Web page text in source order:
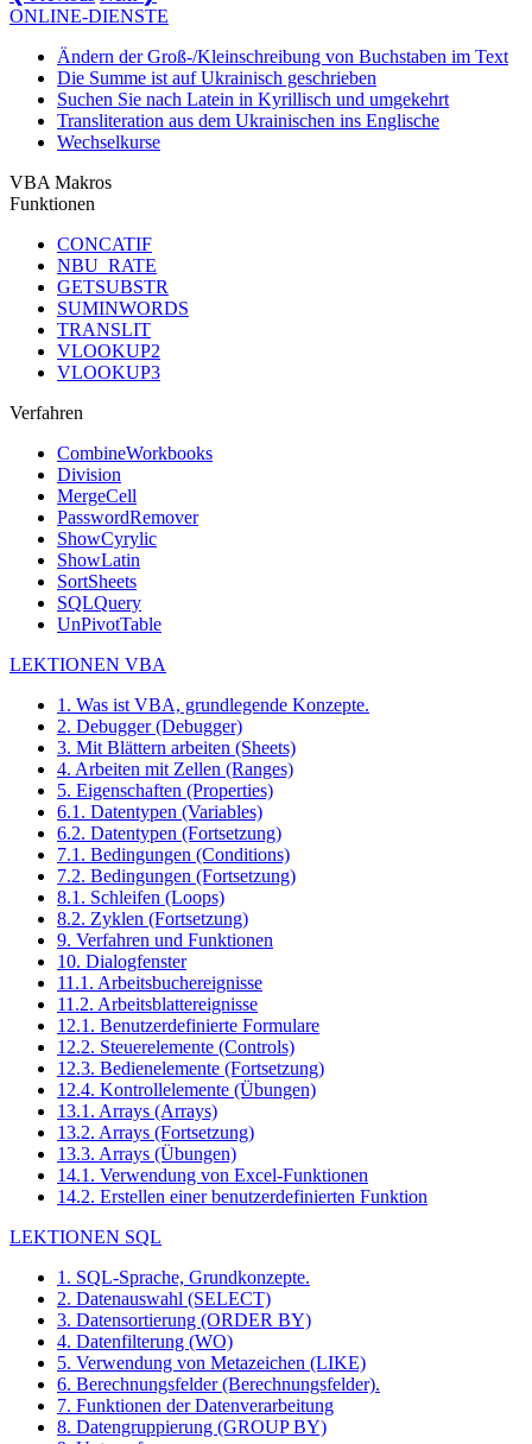
ONLINE-DIENSTE
Ändern der Groß-/Kleinschreibung von Buchstaben im Text
Die Summe ist auf Ukrainisch geschrieben
Suchen Sie nach Latein in Kyrillisch und umgekehrt
Transliteration aus dem Ukrainischen ins Englische
Wechselkurse
VBA Makros
Funktionen
CONCATIF
NBU_RATE
GETSUBSTR
SUMINWORDS
TRANSLIT
VLOOKUP2
VLOOKUP3
Verfahren
CombineWorkbooks
Division
MergeCell
PasswordRemover
ShowCyrylic
ShowLatin
SortSheets
SQLQuery
UnPivotTable
LEKTIONEN VBA
1. Was ist VBA, grundlegende Konzepte.
2. Debugger (Debugger)
3. Mit Blättern arbeiten (Sheets)
4. Arbeiten mit Zellen (Ranges)
5. Eigenschaften (Properties)
6.1. Datentypen (Variables)
6.2. Datentypen (Fortsetzung)
7.1. Bedingungen (Conditions)
7.2. Bedingungen (Fortsetzung)
8.1. Schleifen (Loops)
8.2. Zyklen (Fortsetzung)
9. Verfahren und Funktionen
10. Dialogfenster
11.1. Arbeitsbuchereignisse
11.2. Arbeitsblattereignisse
12.1. Benutzerdefinierte Formulare
12.2. Steuerelemente (Controls)
12.3. Bedienelemente (Fortsetzung)
12.4. Kontrollelemente (Übungen)
13.1. Arrays (Arrays)
13.2. Arrays (Fortsetzung)
13.3. Arrays (Übungen)
14.1. Verwendung von Excel-Funktionen
14.2. Erstellen einer benutzerdefinierten Funktion
LEKTIONEN SQL
1. SQL-Sprache, Grundkonzepte.
2. Datenauswahl (SELECT)
3. Datensortierung (ORDER BY)
4. Datenfilterung (WO)
5. Verwendung von Metazeichen (LIKE)
6. Berechnungsfelder (Berechnungsfelder).
7. Funktionen der Datenverarbeitung
8. Datengruppierung (GROUP BY)